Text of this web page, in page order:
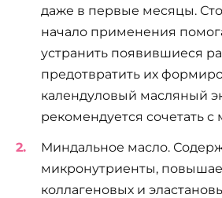
даже в первые месяцы.
начало применения
устранить появившиеся
предотвратить их
календуловый масляный
рекомендуется сочетать
Миндальное масло.
микронутриенты,
коллагеновых и